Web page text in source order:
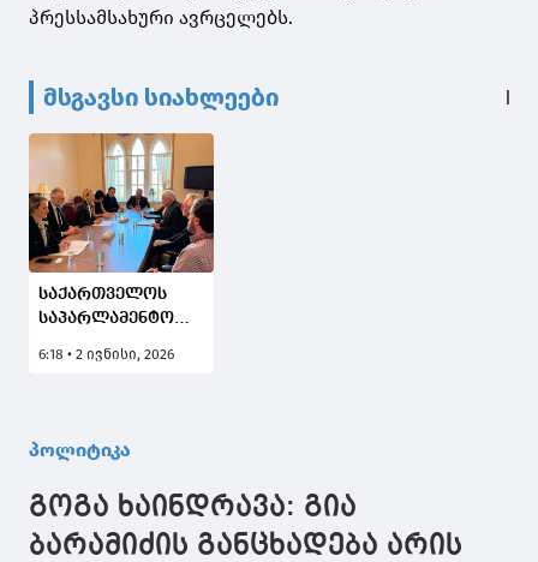
პრესსამსახური ავრცელებს.
მსგავსი სიახლეები
საქართველოს
საპარლამენტო
წილოსანის
სენატში მაღალი
შეხვედრები
გამართა
6:18 • 2 ივნისი, 2026
პოლიტიკა
გოგა ხაინდრავა: გია
ბარამიძის განცხადება არის